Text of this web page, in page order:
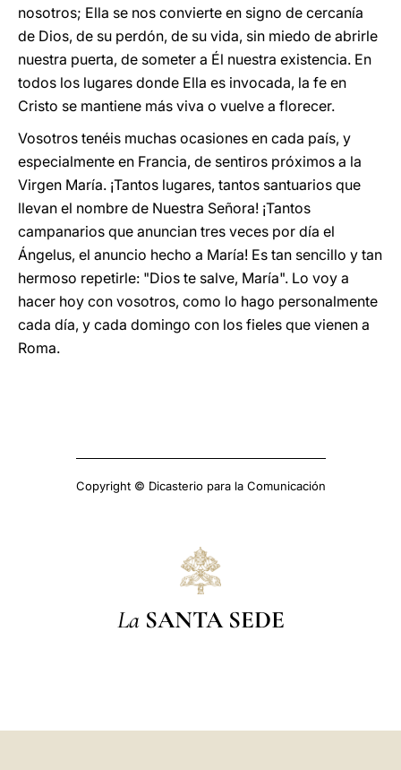
nosotros; Ella se nos convierte en signo de cercanía
de Dios, de su perdón, de su vida, sin miedo de abrirle
nuestra puerta, de someter a Él nuestra existencia. En
todos los lugares donde Ella es invocada, la fe en
Cristo se mantiene más viva o vuelve a florecer.
Vosotros tenéis muchas ocasiones en cada país, y
especialmente en Francia, de sentiros próximos a la
Virgen María. ¡Tantos lugares, tantos santuarios que
llevan el nombre de Nuestra Señora! ¡Tantos
campanarios que anuncian tres veces por día el
Ángelus, el anuncio hecho a María! Es tan sencillo y tan
hermoso repetirle: "Dios te salve, María". Lo voy a
hacer hoy con vosotros, como lo hago personalmente
cada día, y cada domingo con los fieles que vienen a
Roma.
Copyright © Dicasterio para la Comunicación
La SANTA SEDE